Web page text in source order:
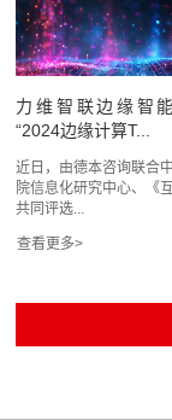
力维智联边缘智
“2024边缘计算T...
近日，由德本咨询联合
院信息化研究中心、《
共同评选...